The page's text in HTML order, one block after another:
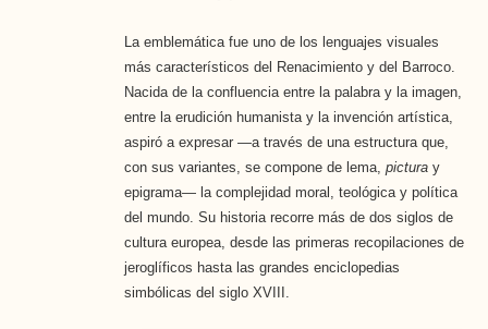
La emblemática fue uno de los lenguajes visuales
más característicos del Renacimiento y del Barroco.
Nacida de la confluencia entre la palabra y la imagen,
entre la erudición humanista y la invención artística,
aspiró a expresar —a través de una estructura que,
con sus variantes, se compone de lema, picturay
epigrama— la complejidad moral, teológica y política
del mundo. Su historia recorre más de dos siglos de
cultura europea, desde las primeras recopilaciones de
jeroglíficos hasta las grandes enciclopedias
simbólicas del siglo XVIII.